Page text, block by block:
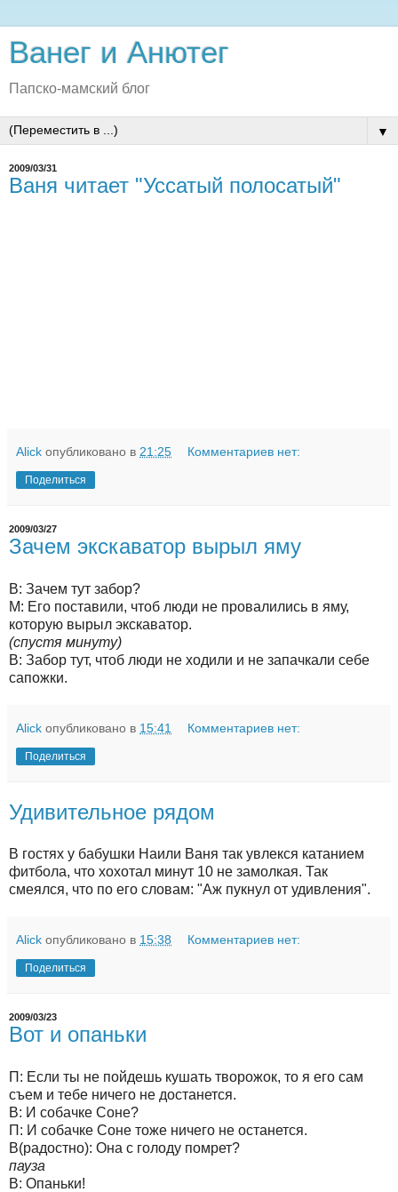
Ванег и Анютег
Папско-мамский блог
▼
2009/03/31
Ваня читает "Уссатый полосатый"
Alick опубликовано в 21:25 Комментариев нет:
Поделиться
2009/03/27
Зачем экскаватор вырыл яму
В: Зачем тут забор?
М: Его поставили, чтоб люди не провалились в яму,
которую вырыл экскаватор.
(спустя минуту)
В: Забор тут, чтоб люди не ходили и не запачкали себе
сапожки.
Alick опубликовано в 15:41 Комментариев нет:
Поделиться
Удивительное рядом
В гостях у бабушки Наили Ваня так увлекся катанием
фитбола, что хохотал минут 10 не замолкая. Так
смеялся, что по его словам: "Аж пукнул от удивления".
Alick опубликовано в 15:38 Комментариев нет:
Поделиться
2009/03/23
Вот и опаньки
П: Если ты не пойдешь кушать творожок, то я его сам
съем и тебе ничего не достанется.
В: И собачке Соне?
П: И собачке Соне тоже ничего не останется.
В(радостно): Она с голоду помрет?
пауза
В: Опаньки!